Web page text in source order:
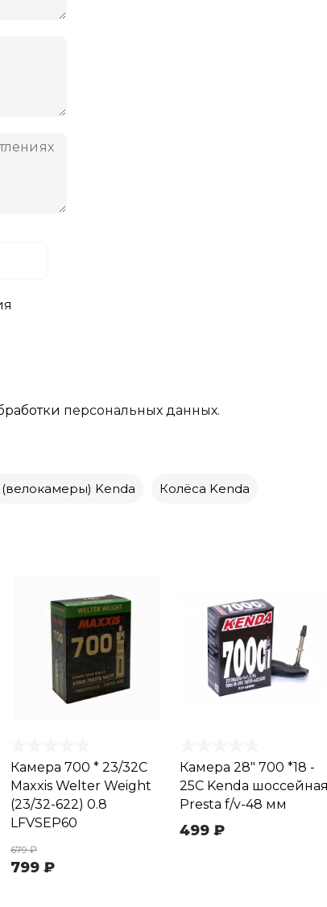
персональных данных.
Kenda Колёса Kenda
Камера 700 * 23/32C
Maxxis Welter Weight
(23/32-622) 0.8
LFVSEP60
679 ₽
799 ₽
Камера 28" 700 *18 -
25C Kenda шоссейная
Presta f/v-48 мм
499 ₽